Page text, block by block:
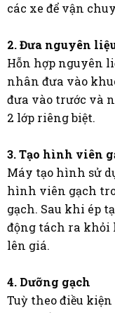
các xe để vận
2. Đưa nguyên
Hỗn hợp nguyên
nhân đưa vào
đưa vào trước và
2 lớp riêng biệt.
3. Tạo hình viên
Máy tạo hình sử
hình viên gạch
gạch. Sau khi ép
động tách ra khỏi
lên giá.
4. Dưỡng gạch
Tuỳ theo điều